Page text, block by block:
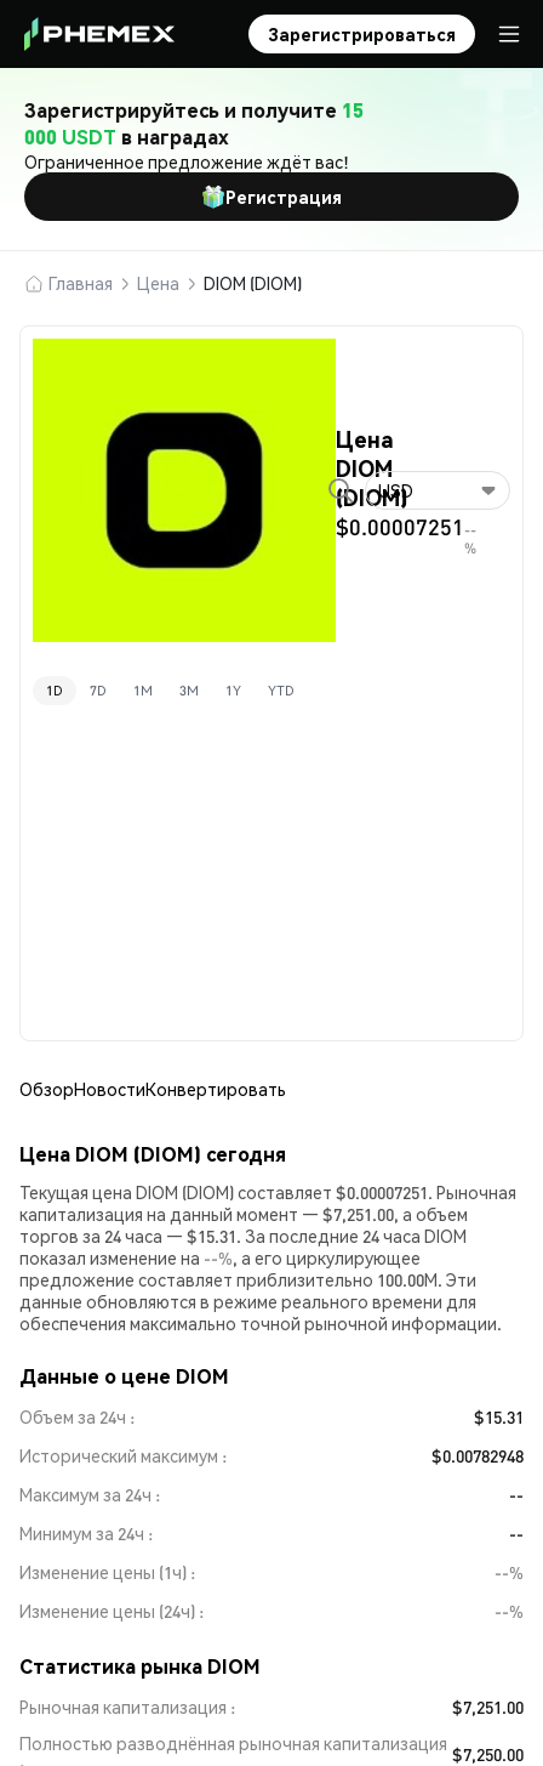
Зарегистрироваться
Зарегистрируйтесь и получите 15
000 USDT в наградах
Ограниченное предложение ждёт вас!
Регистрация
Главная Цена DIOM (DIOM)
Цена
DIOM
(DIOM)
$0.00007251 --
%
USD
1D 7D 1M 3M 1Y YTD
ОбзорНовостиКонвертировать
Цена DIOM (DIOM) сегодня
Текущая цена DIOM (DIOM) составляет $0.00007251. Рыночная
капитализация на данный момент — $7,251.00, а объем
торгов за 24 часа — $15.31. За последние 24 часа DIOM
показал изменение на --%, а его циркулирующее
предложение составляет приблизительно 100.00M. Эти
данные обновляются в режиме реального времени для
обеспечения максимально точной рыночной информации.
Данные о цене DIOM
Объем за 24ч
$15.31
Исторический максимум
$0.00782948
Максимум за 24ч
--
Минимум за 24ч
--
Изменение цены (1ч)
--%
Изменение цены (24ч)
--%
Статистика рынка DIOM
Рыночная капитализация
$7,251.00
Полностью разводнённая рыночная капитализация $7,250.00